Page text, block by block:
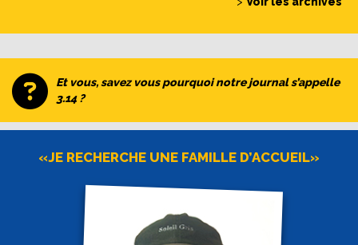
Et vous, savez vous pourquoi notre journal s’appelle
3.14 ?
«JE RECHERCHE UNE FAMILLE D’ACCUEIL»